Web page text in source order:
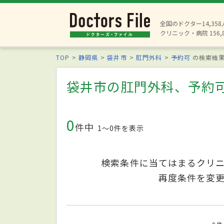
全国のドクター14,358
クリニック・病院
TOP 静岡県 袋井市 肛門外科 予約可 の検索結
袋井市の肛門外科、予約
0件中 1〜0件を表示
検索条件に当てはまるクリ
再度条件を変